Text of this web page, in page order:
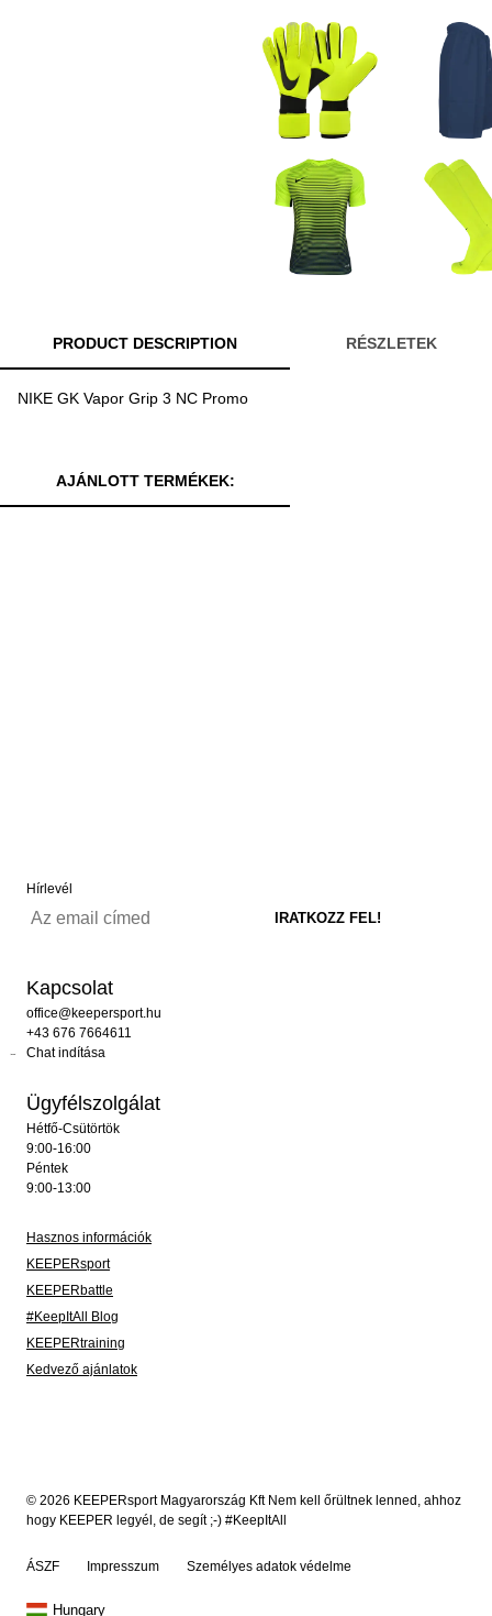
PRODUCT DESCRIPTION RÉSZLETEK
NIKE GK Vapor Grip 3 NC Promo
AJÁNLOTT TERMÉKEK:
Hírlevél
Kapcsolat
office@keepersport.hu
+43 676 7664611
Chat indítása
Ügyfélszolgálat
Hétfő-Csütörtök
9:00-16:00
Péntek
9:00-13:00
Hasznos információk
KEEPERsport
KEEPERbattle
#KeepItAll Blog
KEEPERtraining
Kedvező ajánlatok
© 2026 KEEPERsport Magyarország Kft Nem kell őrültnek lenned, ahhoz
hogy KEEPER legyél, de segít ;-) #KeepItAll
ÁSZF Impresszum Személyes adatok védelme
Hungary